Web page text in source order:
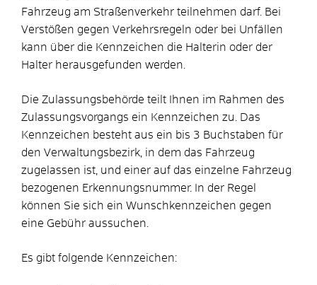
Fahrzeug am Straßenverkehr teilnehmen darf. Bei
Verstößen gegen Verkehrsregeln oder bei Unfällen
kann über die Kennzeichen die Halterin oder der
Halter herausgefunden werden.
Die Zulassungsbehörde teilt Ihnen im Rahmen des
Zulassungsvorgangs ein Kennzeichen zu. Das
Kennzeichen besteht aus ein bis 3 Buchstaben für
den Verwaltungsbezirk, in dem das Fahrzeug
zugelassen ist, und einer auf das einzelne Fahrzeug
bezogenen Erkennungsnummer. In der Regel
können Sie sich ein Wunschkennzeichen gegen
eine Gebühr aussuchen.
Es gibt folgende Kennzeichen: